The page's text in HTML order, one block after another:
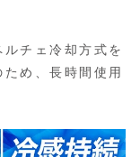
チェ冷却方式を
め、長時間使用